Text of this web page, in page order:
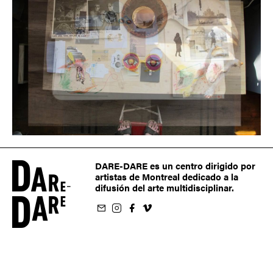
DARE-DARE es un centro dirigido por
artistas de Montreal dedicado a la
difusión del arte multidisciplinar.
sur Instagram
sur Facebook
nous sur Vimeo